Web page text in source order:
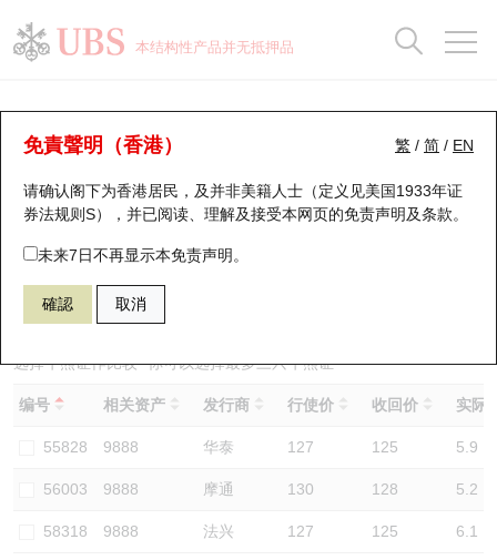
本结构性产品并无抵押品
繁 / 简 / EN
免責聲明（香港）
请确认阁下为香港居民，及并非美籍人士（定义见美国1933年证
券法规则S），并已阅读、理解及接受本网页的免责声明及条款。
未来7日不再显示本免责声明。
確認 取消
牛熊证分析仪
表现 街货统计 比较
56478 瑞银熊证 9888 百度股份有限公司
选择牛熊证作比较 *你可以选择最多三只牛熊证
编号 相关资产 发行商 行使价 收回价 实际
55828 9888 华泰 127 125 5.9
56003 9888 摩通 130 128 5.2
58318 9888 法兴 127 125 6.1
瑞银认股证一览
新发行瑞银认股证
即将到期认股证
认股证到期结算价查找
认股证分析仪
认股证速算机
认股证/牛熊证日志
街货统计
比较
牛熊全景快搜
牛熊证搜寻
牛熊证街货分布图
正股牛熊证列表
新发行瑞银牛熊证
已收回牛熊证剩余价值
牛熊证到期结算价查找
街货统计
比较
十大升幅/跌幅
十大认股证成交分布
十天股证占大市成交
资金流
街货统计
三十大平均引伸波幅
正股分析仪
二十大活跃股份
恒指成份股
国指成份股
科指成份股
相关资产沽空
中资ETFs溢价比较
持股比重
显示所有持股比重
每月轮证大市专题
轮证专栏
讲座及教育短片
认股证投资者教育
牛熊证投资者教育
认股证牛熊证常问问题